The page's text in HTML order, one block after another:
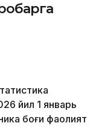
йил 1 январь
боғи фаолият